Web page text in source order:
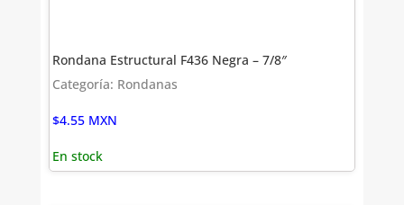
Rondana Estructural F436 Negra – 7/8″
Categoría: Rondanas
$4.55 MXN
En stock